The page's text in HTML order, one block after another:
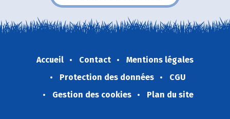
Accueil Contact
Mentions légales
Protection des données
CGU
Gestion des cookies
Plan du site